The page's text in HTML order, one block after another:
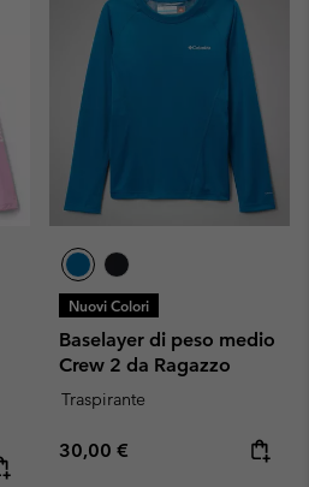
Nuovi Colori
Baselayer di peso medio
Crew 2 da Ragazzo
Traspirante
Regular price:
30,00 €